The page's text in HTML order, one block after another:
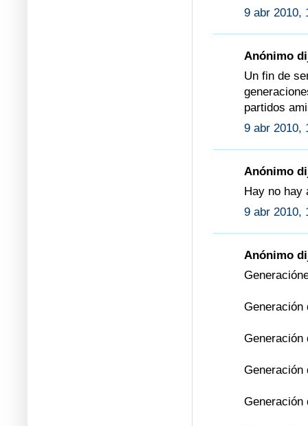
9 abr 2010,
Anónimo
Un fin de
partidos
9 abr 2010,
Anónimo
Hay no hay
9 abr 2010,
Anónimo
Generación
Generación
Generación
Generación